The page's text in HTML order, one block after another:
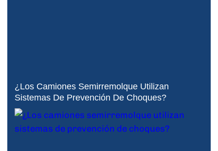
¿Los Camiones Semirremolque Utilizan
Sistemas De Prevención De Choques?